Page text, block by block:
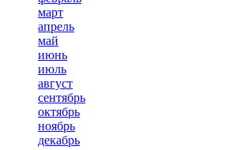
март
апрель
май
июнь
июль
август
сентябрь
октябрь
ноябрь
декабрь